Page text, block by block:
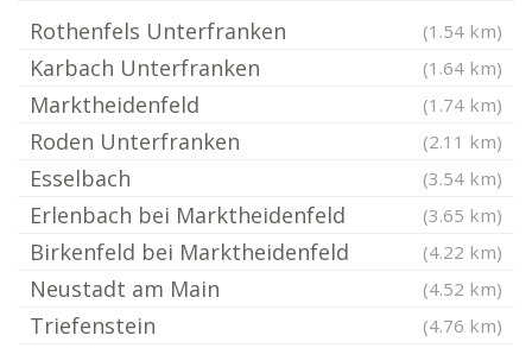
Rothenfels Unterfranken (1.54 km)
Karbach Unterfranken (1.64 km)
Marktheidenfeld (1.74 km)
Roden Unterfranken (2.11 km)
Esselbach (3.54 km)
Erlenbach bei Marktheidenfeld (3.65 km)
Birkenfeld bei Marktheidenfeld (4.22 km)
Neustadt am Main (4.52 km)
Triefenstein (4.76 km)